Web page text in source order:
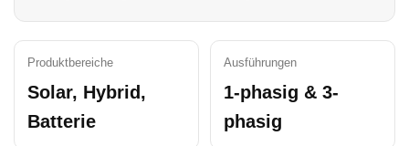
Produktbereiche
Solar, Hybrid,
Batterie
Ausführungen
1-phasig & 3-
phasig